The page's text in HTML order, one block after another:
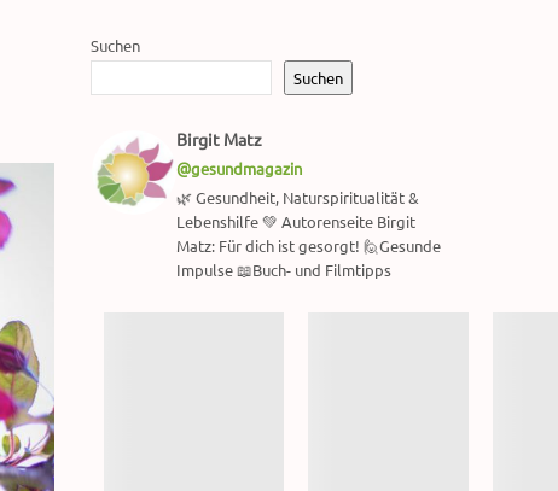
Suchen
Suchen
Birgit Matz
@gesundmagazin
🌿 Gesundheit, Naturspiritualität &
Lebenshilfe 💚 Autorenseite Birgit
Matz: Für dich ist gesorgt! 🙋Gesunde
Impulse 📖Buch- und Filmtipps